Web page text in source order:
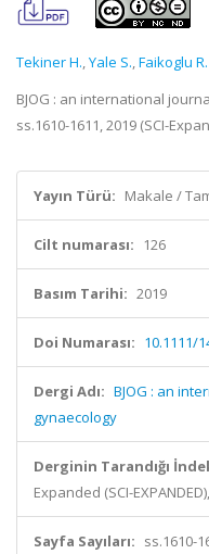
Tekiner H.,Yale S.,Faikoglu R.
BJOG : an international
ss.1610-1611, 2019 (SCI-
Yayın Türü: Makale /
Cilt numarası: 126
Basım Tarihi: 2019
Doi Numarası: 10.1111/
Dergi Adı: BJOG : an
gynaecology
Derginin Tarandığı
Expanded (SCI-
Sayfa Sayıları: ss.1610-